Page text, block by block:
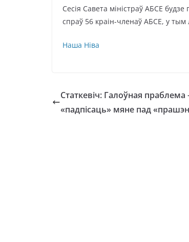
Сесія Савета міністраў АБСЕ
спраў 56 краін-членаў АБСЕ, у тым
Наша Ніва
Статкевіч: Галоўная
«падпісаць» мяне пад